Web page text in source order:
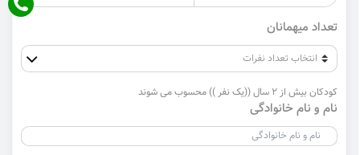
تعداد میهمانان
کودکان بیش از 2 سال ((یک نفر )) محسوب می شوند
نام و نام خانوادگی